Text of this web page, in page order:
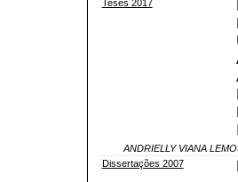
Teses 2017
ANDRIELLY VIANA
Dissertações 2007